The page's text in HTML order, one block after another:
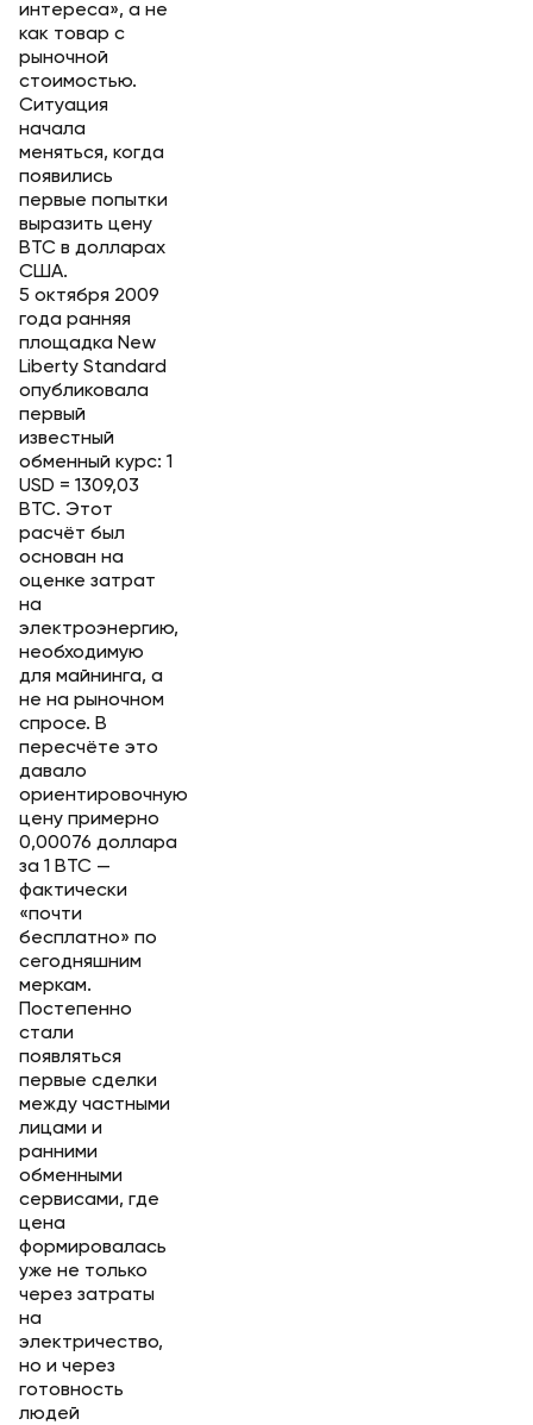
интереса», а не
как товар с
рыночной
стоимостью.
Ситуация
начала
меняться, когда
появились
первые попытки
выразить цену
BTC в долларах
США.
5 октября 2009
года ранняя
площадка New
Liberty Standard
опубликовала
первый
известный
обменный курс: 1
USD = 1309,03
BTC. Этот
расчёт был
основан на
оценке затрат
на
электроэнергию,
необходимую
для майнинга, а
не на рыночном
спросе. В
пересчёте это
давало
ориентировочную
цену примерно
0,00076 доллара
за 1 BTC —
фактически
«почти
бесплатно» по
сегодняшним
меркам.
Постепенно
стали
появляться
первые сделки
между частными
лицами и
ранними
обменными
сервисами, где
цена
формировалась
уже не только
через затраты
на
электричество,
но и через
готовность
людей